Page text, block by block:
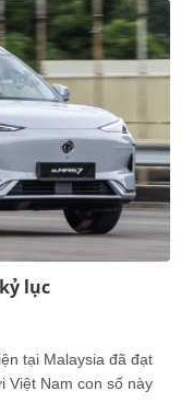
lục
tại Malaysia đã đạt
Việt Nam con số này